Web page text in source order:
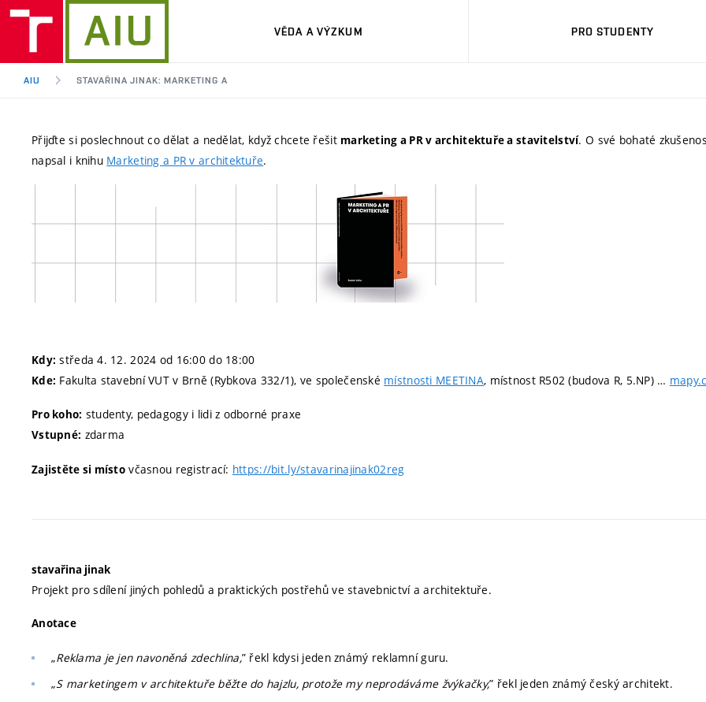
VĚDA A VÝZKUM PRO STUDENTY
AIU STAVAŘINA JINAK: MARKETING A
Přijďte si poslechnout co dělat a nedělat, když chcete řešit marketing a PR v architektuře a stavitelství. O své bohaté
napsal i knihu Marketing a PR v architektuře.
Kdy: středa 4. 12. 2024 od 16:00 do 18:00
Kde: Fakulta stavební VUT v Brně (Rybkova 332/1), ve společenské místnosti MEETINA, místnost R502 (budova R, 5.NP) …
Pro koho: studenty, pedagogy i lidi z odborné praxe
Vstupné: zdarma
Zajistěte si místo včasnou registrací: https://bit.ly/stavarinajinak02reg
stavařina jinak
Projekt pro sdílení jiných pohledů a praktických postřehů ve stavebnictví a architektuře.
Anotace
„Reklama je jen navoněná zdechlina,” řekl kdysi jeden známý reklamní guru.
„S marketingem v architektuře běžte do hajzlu, protože my neprodáváme žvýkačky,” řekl jeden známý český architekt.